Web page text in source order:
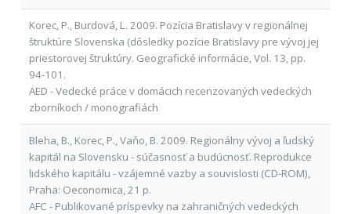
Korec, P., Burdová, L. 2009. Pozícia Bratislavy v regionálnej
štruktúre Slovenska (dôsledky pozície Bratislavy pre vývoj jej
priestorovej štruktúry. Geografické informácie, Vol. 13, pp.
94-101.
AED - Vedecké práce v domácich recenzovaných vedeckých
zborníkoch / monografiách
Bleha, B., Korec, P., Vaňo, B. 2009. Regionálny vývoj a ľudský
kapitál na Slovensku - súčasnosť a budúcnosť. Reprodukce
lidského kapitálu - vzájemné vazby a souvislosti (CD-ROM),
Praha: Oeconomica, 21 p.
AFC - Publikované príspevky na zahraničných vedeckých